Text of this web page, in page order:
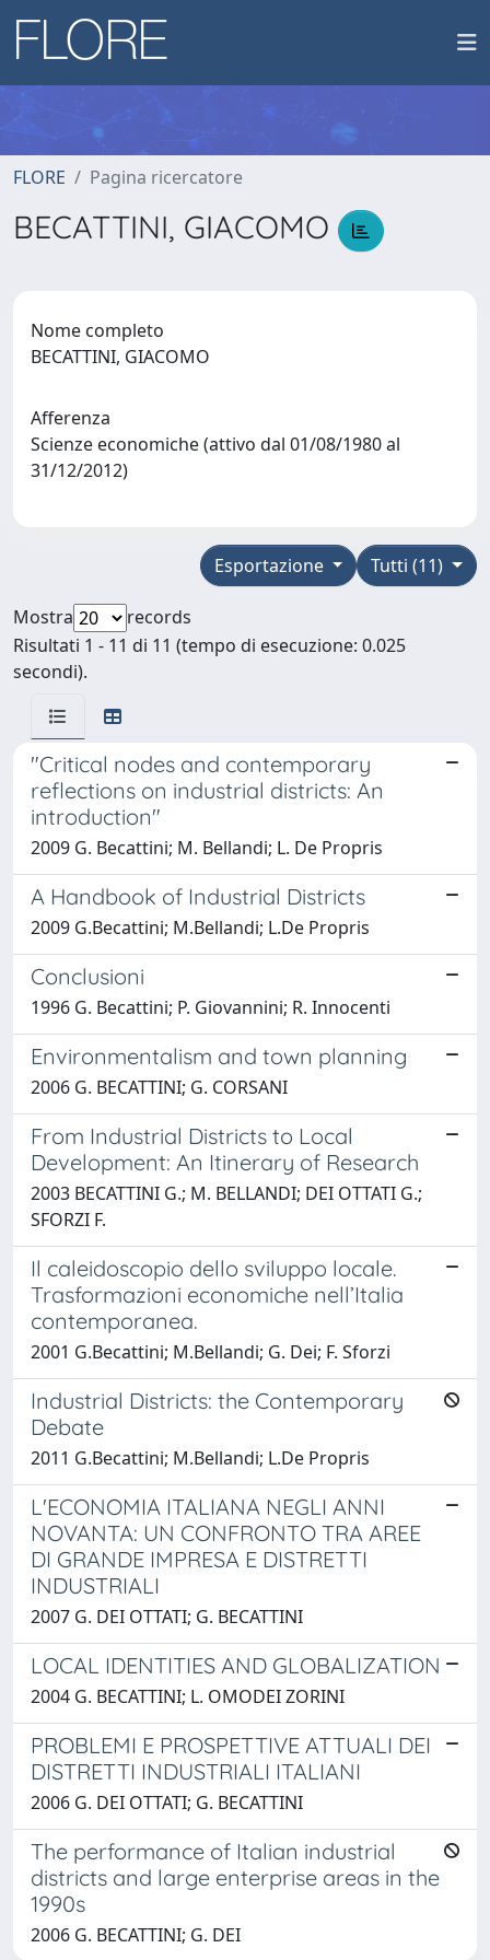
FLORE Pagina ricercatore
BECATTINI, GIACOMO
Nome completo
BECATTINI, GIACOMO
Afferenza
Scienze economiche (attivo dal 01/08/1980 al
31/12/2012)
Tutti (11)
Esportazione
Mostra
records
Risultati 1 - 11 di 11 (tempo di esecuzione: 0.025
secondi).
"Critical nodes and contemporary
reflections on industrial districts: An
introduction"
2009 G. Becattini; M. Bellandi; L. De Propris
A Handbook of Industrial Districts
2009 G.Becattini; M.Bellandi; L.De Propris
Conclusioni
1996 G. Becattini; P. Giovannini; R. Innocenti
Environmentalism and town planning
2006 G. BECATTINI; G. CORSANI
From Industrial Districts to Local
Development: An Itinerary of Research
2003 BECATTINI G.; M. BELLANDI; DEI OTTATI G.;
SFORZI F.
Il caleidoscopio dello sviluppo locale.
Trasformazioni economiche nell’Italia
contemporanea.
2001 G.Becattini; M.Bellandi; G. Dei; F. Sforzi
Industrial Districts: the Contemporary
Debate
2011 G.Becattini; M.Bellandi; L.De Propris
L'ECONOMIA ITALIANA NEGLI ANNI
NOVANTA: UN CONFRONTO TRA AREE
DI GRANDE IMPRESA E DISTRETTI
INDUSTRIALI
2007 G. DEI OTTATI; G. BECATTINI
LOCAL IDENTITIES AND GLOBALIZATION
2004 G. BECATTINI; L. OMODEI ZORINI
PROBLEMI E PROSPETTIVE ATTUALI DEI
DISTRETTI INDUSTRIALI ITALIANI
2006 G. DEI OTTATI; G. BECATTINI
The performance of Italian industrial
districts and large enterprise areas in the
1990s
2006 G. BECATTINI; G. DEI